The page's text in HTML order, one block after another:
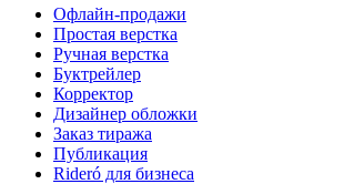
Офлайн-продажи
Простая верстка
Ручная верстка
Буктрейлер
Корректор
Дизайнер обложки
Заказ тиража
Публикация
Rideró для бизнеса